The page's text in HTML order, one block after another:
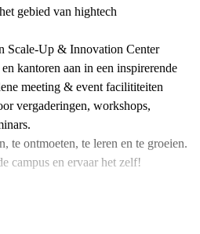
gebied van hightech
Scale-Up & Innovation Center
kantoren aan in een inspirerende
meeting & event facilititeiten
vergaderingen, workshops,
te ontmoeten, te leren en te groeien.
campus en ervaar het zelf!